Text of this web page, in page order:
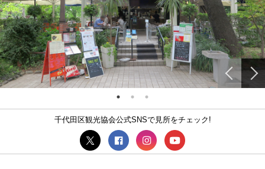
千代田区観光協会公式SNSで見所をチェック!